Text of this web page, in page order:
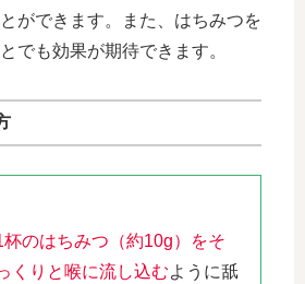
ができます。また、はちみつを
でも効果が期待できます。
杯のはちみつ（約10g）をそ
くりと喉に流し込むように舐